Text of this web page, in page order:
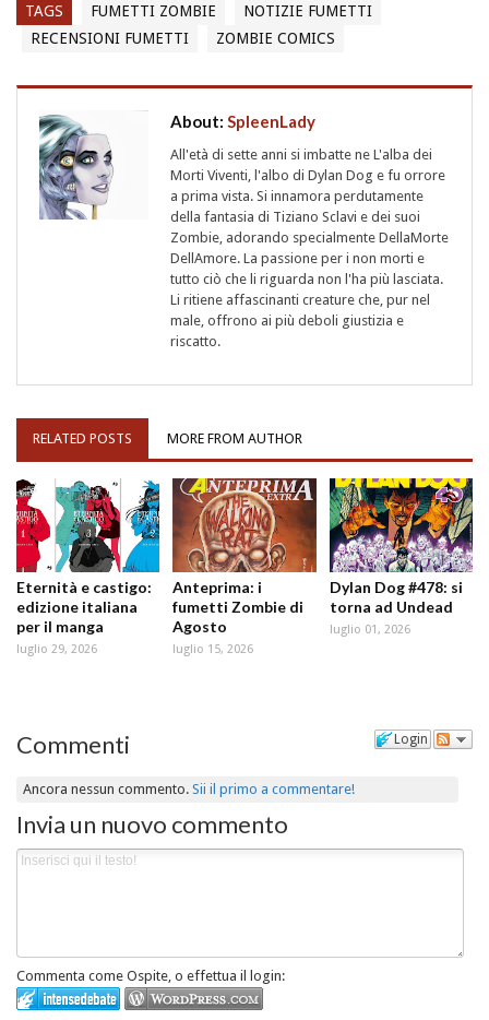
TAGS FUMETTI ZOMBIE
NOTIZIE FUMETTI
RECENSIONI FUMETTI
ZOMBIE COMICS
About: SpleenLady
All'età di sette anni si imbatte ne L'alba dei
Morti Viventi, l'albo di Dylan Dog e fu orrore
a prima vista. Si innamora perdutamente
della fantasia di Tiziano Sclavi e dei suoi
Zombie, adorando specialmente DellaMorte
DellAmore. La passione per i non morti e
tutto ciò che li riguarda non l'ha più lasciata.
Li ritiene affascinanti creature che, pur nel
male, offrono ai più deboli giustizia e
riscatto.
RELATED POSTS MORE FROM AUTHOR
Eternità e castigo:
edizione italiana
per il manga
luglio 29, 2026
Anteprima: i
fumetti Zombie di
Agosto
luglio 15, 2026
Dylan Dog #478: si
torna ad Undead
luglio 01, 2026
Login
Commenti
Ancora nessun commento.Sii il primo a commentare!
Invia un nuovo commento
Commenta come Ospite, o effettua il login: